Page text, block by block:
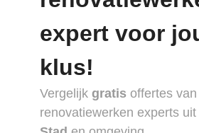
expert voor
klus!
Vergelijk gratis offertes
renovatiewerken experts uit